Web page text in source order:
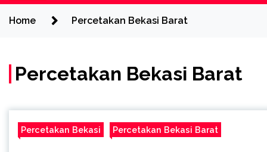
Home Percetakan Bekasi Barat
Percetakan Bekasi Barat
Percetakan Bekasi Percetakan Bekasi Barat